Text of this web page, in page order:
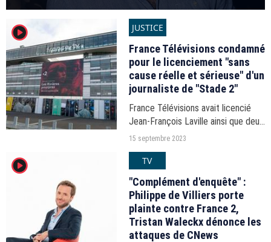
player2 JUSTICE
France Télévisions condamné
pour le licenciement "sans
cause réelle et sérieuse" d'un
journaliste de "Stade 2"
France Télévisions avait licencié
Jean-François Laville ainsi que deux
autres journalistes de sports en
de harcèlement proférées par leur
15 septembre 2023
player2 TV
"Complément d'enquête" :
Philippe de Villiers porte
plainte contre France 2,
Tristan Waleckx dénonce les
attaques de CNews